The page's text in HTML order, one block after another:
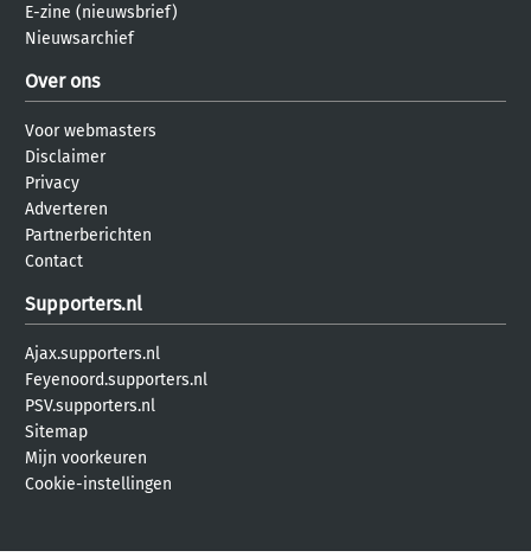
E-zine (nieuwsbrief)
Nieuwsarchief
Over ons
Voor webmasters
Disclaimer
Privacy
Adverteren
Partnerberichten
Contact
Supporters.nl
Ajax.supporters.nl
Feyenoord.supporters.nl
PSV.supporters.nl
Sitemap
Mijn voorkeuren
Cookie-instellingen